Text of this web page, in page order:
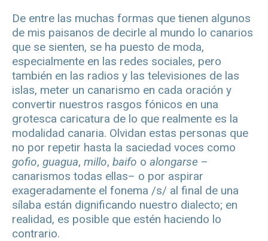
De entre las muchas formas que tienen algunos
de mis paisanos de decirle al mundo lo canarios
que se sienten, se ha puesto de moda,
especialmente en las redes sociales, pero
también en las radios y las televisiones de las
islas, meter un canarismo en cada oración y
convertir nuestros rasgos fónicos en una
grotesca caricatura de lo que realmente es la
modalidad canaria. Olvidan estas personas que
no por repetir hasta la saciedad voces como
gofio, guagua, millo, baifo o alongarse –
canarismos todas ellas– o por aspirar
exageradamente el fonema /s/ al final de una
sílaba están dignificando nuestro dialecto; en
realidad, es posible que estén haciendo lo
contrario.